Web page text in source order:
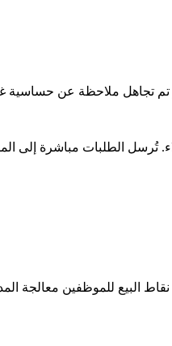
تجاهل ملاحظة عن حساسية
تُرسل الطلبات مباشرة إلى
البيع للموظفين معالجة